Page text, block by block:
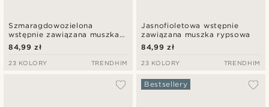
Szmaragdowozielona
wstępnie zawiązana muszka
rypsowa
84,99 zł
23 KOLORY TRENDHIM
Jasnofioletowa wstępnie
zawiązana muszka rypsowa
84,99 zł
23 KOLORY TRENDHIM
Bestsellery